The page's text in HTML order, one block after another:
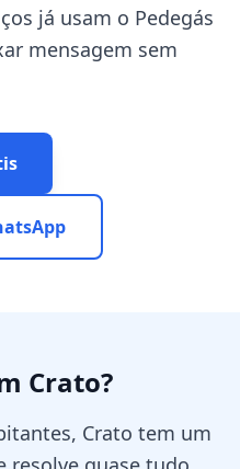
já usam o Pedegás
mensagem sem
Crato?
Crato tem um